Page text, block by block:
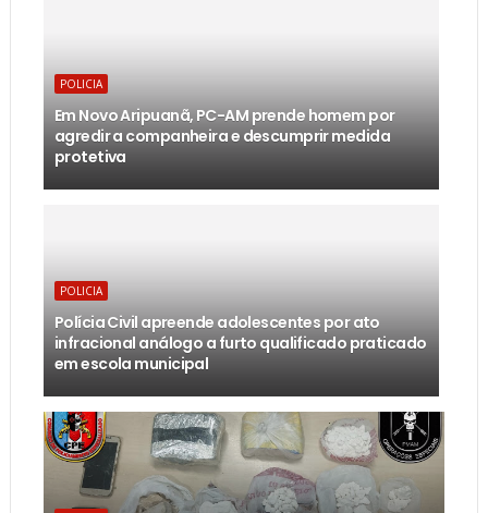
POLICIA
Em Novo Aripuanã, PC-AM prende homem por
agredir a companheira e descumprir medida
protetiva
POLICIA
Polícia Civil apreende adolescentes por ato
infracional análogo a furto qualificado praticado
em escola municipal